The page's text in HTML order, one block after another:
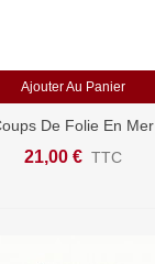
Ajouter Au Panier
De Folie En Mer
21,00 € TTC